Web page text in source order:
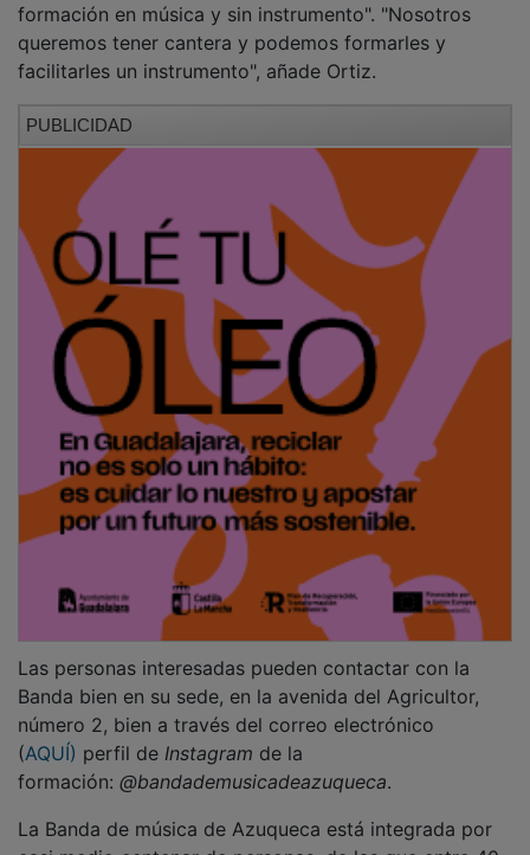
queremos tener cantera y podemos formarles y
facilitarles un instrumento", añade Ortiz.
Banda bien en su sede, en la avenida del Agricultor,
número 2, bien a través del correo electrónico
(AQUÍ)perfil deInstagramde la
formación: @bandademusicadeazuqueca
casi medio centenar de personas, de las que entre 40